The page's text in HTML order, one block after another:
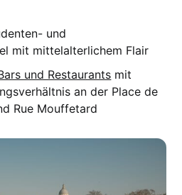
und
mit mittelalterlichem Flair
und Restaurants mit
an der Place de
Rue Mouffetard